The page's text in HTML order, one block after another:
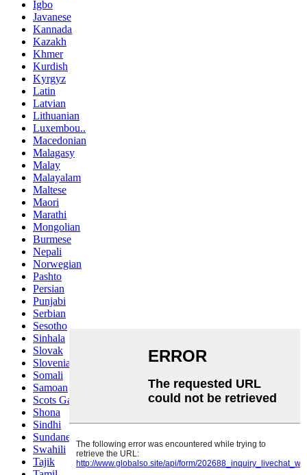
Igbo
Javanese
Kannada
Kazakh
Khmer
Kurdish
Kyrgyz
Latin
Latvian
Lithuanian
Luxembou..
Macedonian
Malagasy
Malay
Malayalam
Maltese
Maori
Marathi
Mongolian
Burmese
Nepali
Norwegian
Pashto
Persian
Punjabi
Serbian
Sesotho
Sinhala
Slovak
Slovenian
Somali
Samoan
Scots Gaelic
Shona
Sindhi
Sundanese
Swahili
Tajik